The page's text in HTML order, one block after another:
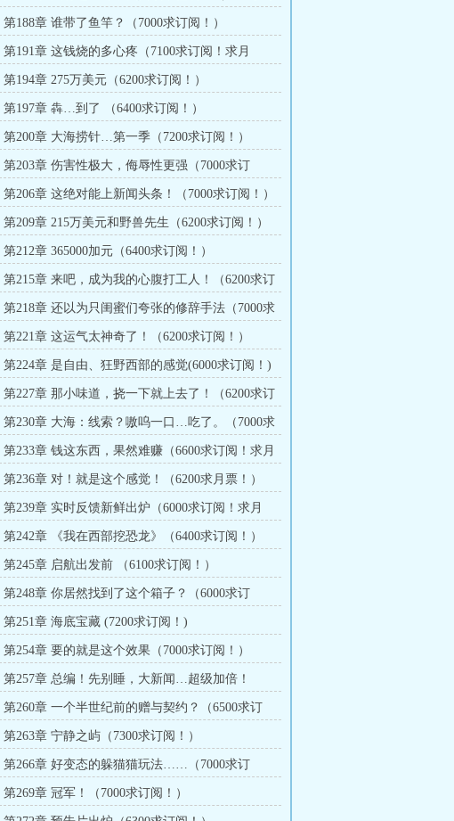
阅！求月票！）
第188章 谁带了鱼竿？（7000求订阅！）
第191章 这钱烧的多心疼（7100求订阅！求月
票！）
第194章 275万美元（6200求订阅！）
第197章 犇…到了 （6400求订阅！）
第200章 大海捞针…第一季（7200求订阅！）
第203章 伤害性极大，侮辱性更强（7000求订
阅！）
第206章 这绝对能上新闻头条！（7000求订阅！）
第209章 215万美元和野兽先生（6200求订阅！）
第212章 365000加元（6400求订阅！）
第215章 来吧，成为我的心腹打工人！（6200求订
阅！）
第218章 还以为只闺蜜们夸张的修辞手法（7000求
订阅！）
第221章 这运气太神奇了！（6200求订阅！）
第224章 是自由、狂野西部的感觉(6000求订阅！)
第227章 那小味道，挠一下就上去了！（6200求订
阅！）
第230章 大海：线索？嗷呜一口…吃了。（7000求
订阅！求月票！）
第233章 钱这东西，果然难赚（6600求订阅！求月
票！）
第236章 对！就是这个感觉！（6200求月票！）
第239章 实时反馈新鲜出炉（6000求订阅！求月
票！）
第242章 《我在西部挖恐龙》（6400求订阅！）
第245章 启航出发前 （6100求订阅！）
第248章 你居然找到了这个箱子？（6000求订
阅！）
第251章 海底宝藏 (7200求订阅！)
第254章 要的就是这个效果（7000求订阅！）
第257章 总编！先别睡，大新闻…超级加倍！
（7200求订阅！）
第260章 一个半世纪前的赠与契约？（6500求订
阅！）
第263章 宁静之屿（7300求订阅！）
第266章 好变态的躲猫猫玩法……（7000求订
阅！）
第269章 冠军！（7000求订阅！）